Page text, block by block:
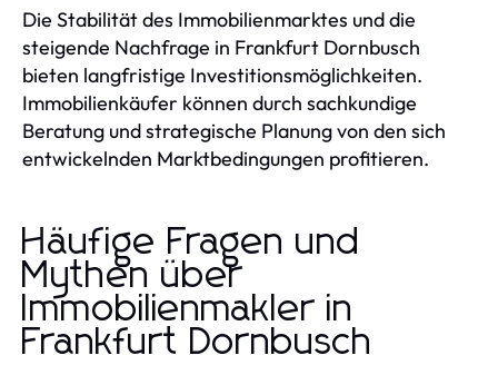
Die Stabilität des Immobilienmarktes und die
steigende Nachfrage in Frankfurt Dornbusch
bieten langfristige Investitionsmöglichkeiten.
Immobilienkäufer können durch sachkundige
Beratung und strategische Planung von den sich
entwickelnden Marktbedingungen profitieren.
Häufige Fragen und
Mythen über
Immobilienmakler in
Frankfurt Dornbusch